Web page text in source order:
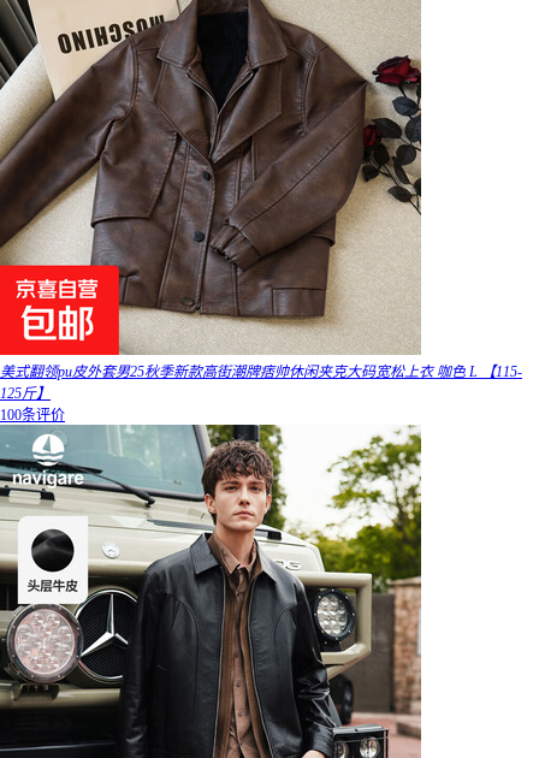
美式翻领pu皮外套男25秋季新款高街潮牌痞帅休闲夹克大码宽松上衣 咖色 L 【115-
125斤】
100条评价